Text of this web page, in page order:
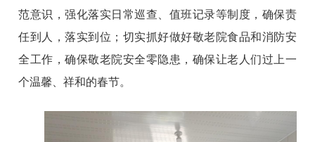
范意识，强化落实日常巡查、值班记录等制度，确保责
任到人，落实到位；切实抓好做好敬老院食品和消防安
全工作，确保敬老院安全零隐患，确保让老人们过上一
个温馨、祥和的春节。